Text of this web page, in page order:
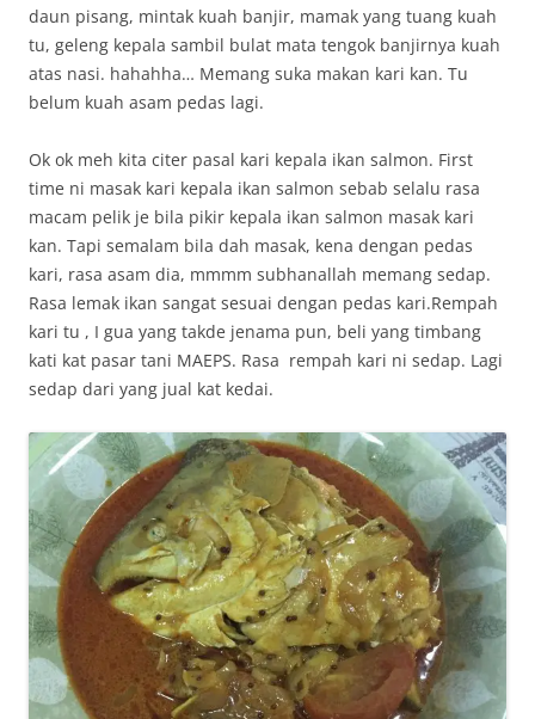
daun pisang, mintak kuah banjir, mamak yang tuang kuah
tu, geleng kepala sambil bulat mata tengok banjirnya kuah
atas nasi. hahahha… Memang suka makan kari kan. Tu
belum kuah asam pedas lagi.
Ok ok meh kita citer pasal kari kepala ikan salmon. First
time ni masak kari kepala ikan salmon sebab selalu rasa
macam pelik je bila pikir kepala ikan salmon masak kari
kan. Tapi semalam bila dah masak, kena dengan pedas
kari, rasa asam dia, mmmm subhanallah memang sedap.
Rasa lemak ikan sangat sesuai dengan pedas kari.Rempah
kari tu , I gua yang takde jenama pun, beli yang timbang
kati kat pasar tani MAEPS. Rasa rempah kari ni sedap. Lagi
sedap dari yang jual kat kedai.